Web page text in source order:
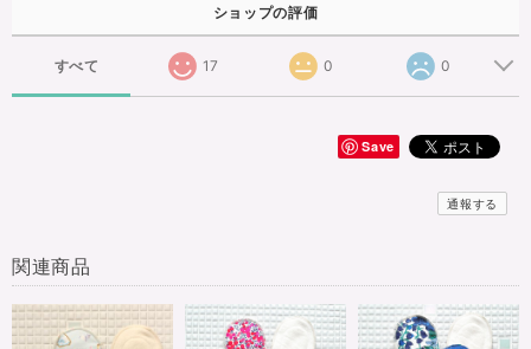
ショップの評価
すべて 17 0 0
Save
通報する
関連商品